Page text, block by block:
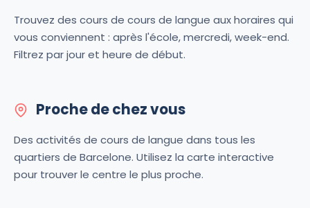
Trouvez des cours de cours de langue aux horaires qui
vous conviennent : après l'école, mercredi, week-end.
Filtrez par jour et heure de début.
Proche de chez vous
Des activités de cours de langue dans tous les
quartiers de Barcelone. Utilisez la carte interactive
pour trouver le centre le plus proche.